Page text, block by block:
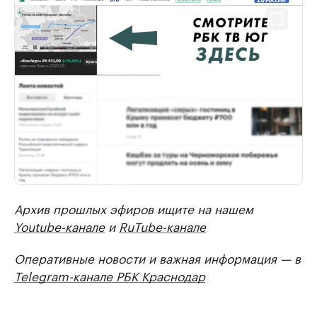
Архив прошлых эфиров ищите на нашем
Youtube-каналеи RuTube-канале
Оперативные новости и важная информация — в
Telegram-канале РБК Краснодар